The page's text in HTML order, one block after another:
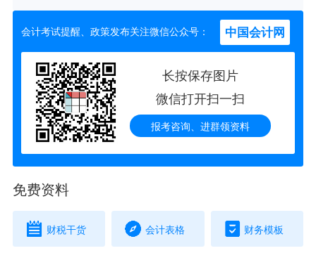
会计考试提醒、政策发布关注微信公众号： 中国会计网
长按保存图片
微信打开扫一扫
报考咨询、进群领资料
免费资料
财税干货 会计表格 财务模板